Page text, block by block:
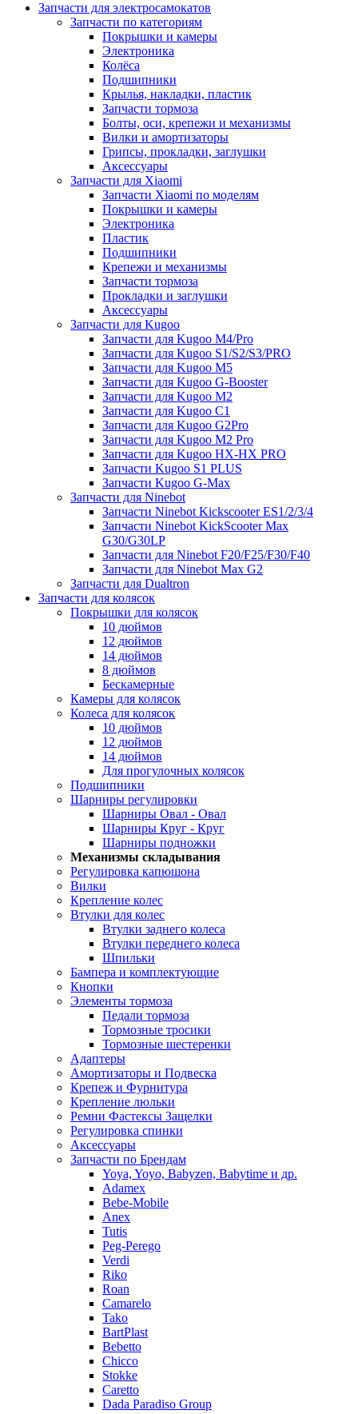
Запчасти для электросамокатов
Запчасти по категориям
Покрышки и камеры
Электроника
Колёса
Подшипники
Крылья, накладки, пластик
Запчасти тормоза
Болты, оси, крепежи и механизмы
Вилки и амортизаторы
Грипсы, прокладки, заглушки
Аксессуары
Запчасти для Xiaomi
Запчасти Xiaomi по моделям
Покрышки и камеры
Электроника
Пластик
Подшипники
Крепежи и механизмы
Запчасти тормоза
Прокладки и заглушки
Аксессуары
Запчасти для Kugoo
Запчасти для Kugoo M4/Pro
Запчасти для Kugoo S1/S2/S3/PRO
Запчасти для Kugoo M5
Запчасти для Kugoo G-Booster
Запчасти для Kugoo M2
Запчасти для Kugoo C1
Запчасти для Kugoo G2Pro
Запчасти для Kugoo M2 Pro
Запчасти для Kugoo HX-HX PRO
Запчасти Kugoo S1 PLUS
Запчасти Kugoo G-Max
Запчасти для Ninebot
Запчасти Ninebot Kickscooter ES1/2/3/4
Запчасти Ninebot KickScooter Max
G30/G30LP
Запчасти для Ninebot F20/F25/F30/F40
Запчасти для Ninebot Max G2
Запчасти для Dualtron
Запчасти для колясок
Покрышки для колясок
10 дюймов
12 дюймов
14 дюймов
8 дюймов
Бескамерные
Камеры для колясок
Колеса для колясок
10 дюймов
12 дюймов
14 дюймов
Для прогулочных колясок
Подшипники
Шарниры регулировки
Шарниры Овал - Овал
Шарниры Круг - Круг
Шарниры подножки
Механизмы складывания
Регулировка капюшона
Вилки
Крепление колес
Втулки для колес
Втулки заднего колеса
Втулки переднего колеса
Шпильки
Бампера и комплектующие
Кнопки
Элементы тормоза
Педали тормоза
Тормозные тросики
Тормозные шестеренки
Адаптеры
Амортизаторы и Подвеска
Крепеж и Фурнитура
Крепление люльки
Ремни Фастексы Защелки
Регулировка спинки
Аксессуары
Запчасти по Брендам
Yoya, Yoyo, Babyzen, Babytime и др.
Adamex
Bebe-Mobile
Anex
Tutis
Peg-Perego
Verdi
Riko
Roan
Camarelo
Tako
BartPlast
Bebetto
Chicco
Stokke
Caretto
Dada Paradiso Group